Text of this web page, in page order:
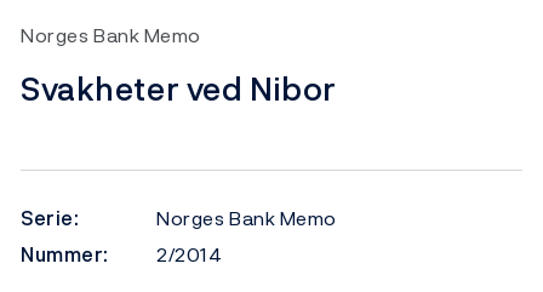
Norges Bank Memo
Svakheter ved Nibor
Serie:
Norges Bank Memo
Nummer:
2/2014